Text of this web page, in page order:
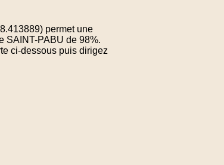
permet une
SAINT-PABU de 98%.
ci-dessous puis dirigez